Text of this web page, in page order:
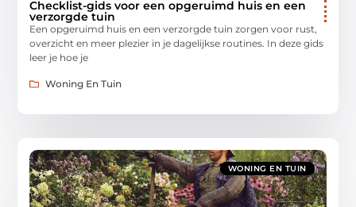
Checklist-gids voor een opgeruimd huis en een
verzorgde tuin
Een opgeruimd huis en een verzorgde tuin zorgen voor rust,
overzicht en meer plezier in je dagelijkse routines. In deze gids
leer je hoe je
Woning En Tuin
WONING EN TUIN